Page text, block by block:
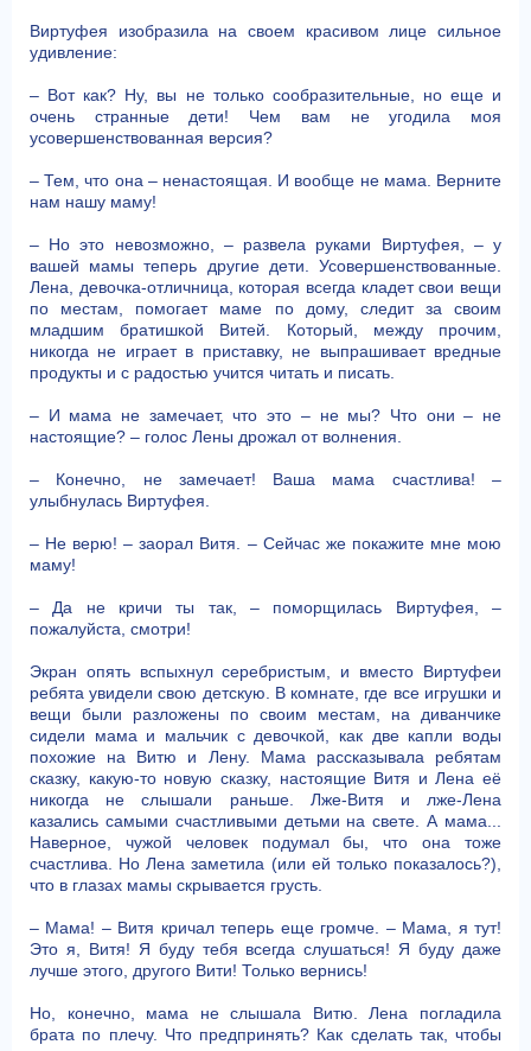
Виртуфея изобразила на своем красивом лице сильное
удивление:
– Вот как? Ну, вы не только сообразительные, но еще и
очень странные дети! Чем вам не угодила моя
усовершенствованная версия?
– Тем, что она – ненастоящая. И вообще не мама. Верните
нам нашу маму!
– Но это невозможно, – развела руками Виртуфея, – у
вашей мамы теперь другие дети. Усовершенствованные.
Лена, девочка-отличница, которая всегда кладет свои вещи
по местам, помогает маме по дому, следит за своим
младшим братишкой Витей. Который, между прочим,
никогда не играет в приставку, не выпрашивает вредные
продукты и с радостью учится читать и писать.
– И мама не замечает, что это – не мы? Что они – не
настоящие? – голос Лены дрожал от волнения.
– Конечно, не замечает! Ваша мама счастлива! –
улыбнулась Виртуфея.
– Не верю! – заорал Витя. – Сейчас же покажите мне мою
маму!
– Да не кричи ты так, – поморщилась Виртуфея, –
пожалуйста, смотри!
Экран опять вспыхнул серебристым, и вместо Виртуфеи
ребята увидели свою детскую. В комнате, где все игрушки и
вещи были разложены по своим местам, на диванчике
сидели мама и мальчик с девочкой, как две капли воды
похожие на Витю и Лену. Мама рассказывала ребятам
сказку, какую-то новую сказку, настоящие Витя и Лена её
никогда не слышали раньше. Лже-Витя и лже-Лена
казались самыми счастливыми детьми на свете. А мама...
Наверное, чужой человек подумал бы, что она тоже
счастлива. Но Лена заметила (или ей только показалось?),
что в глазах мамы скрывается грусть.
– Мама! – Витя кричал теперь еще громче. – Мама, я тут!
Это я, Витя! Я буду тебя всегда слушаться! Я буду даже
лучше этого, другого Вити! Только вернись!
Но, конечно, мама не слышала Витю. Лена погладила
брата по плечу. Что предпринять? Как сделать так, чтобы